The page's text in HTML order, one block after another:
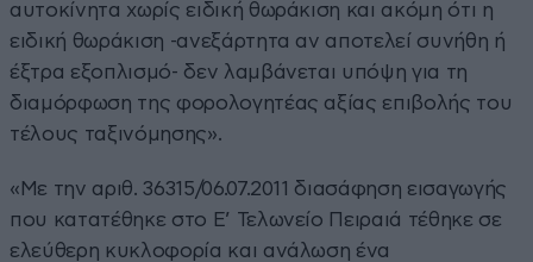
αυτοκίνητα χωρίς ειδική θωράκιση και ακόμη ότι η
ειδική θωράκιση -ανεξάρτητα αν αποτελεί συνήθη ή
έξτρα εξοπλισμό- δεν λαμβάνεται υπόψη για τη
διαμόρφωση της φορολογητέας αξίας επιβολής του
τέλους ταξινόμησης».
«Με την αριθ. 36315/06.07.2011 διασάφηση εισαγωγής
που κατατέθηκε στο Ε’ Τελωνείο Πειραιά τέθηκε σε
ελεύθερη κυκλοφορία και ανάλωση ένα